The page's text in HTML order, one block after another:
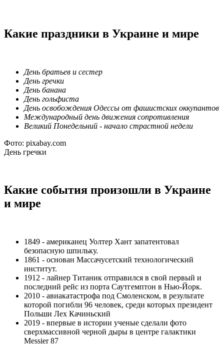
Какие праздники в Украине и мире
День братьев и сестер
День гречки
День банана
День гольфиста
День освобождения Одессы от фашистских оккупантов
Международный день движения сопротивления
Великий Понедельний - начало страстной недели
Фото: pixabay.com
День гречки
Какие события произошли в Украине
и мире
1849 - американец Уолтер Хант запатентовал
безопасную шпильку.
1861 - основан Массачусетский технологический
институт.
1912 - лайнер Титаник отправился в свой первый и
последний рейс из порта Саутгемптон в Нью-Йорк.
2010 - авиакатастрофа под Смоленском, в результате
которой погибли 96 человек, среди которых президент
Польши Лех Качиньский
2019 - впервые в истории ученые сделали фото
сверхмассивной черной дыры в центре галактики
Messier 87